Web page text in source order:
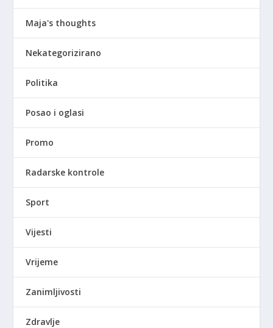
Maja's thoughts
Nekategorizirano
Politika
Posao i oglasi
Promo
Radarske kontrole
Sport
Vijesti
Vrijeme
Zanimljivosti
Zdravlje